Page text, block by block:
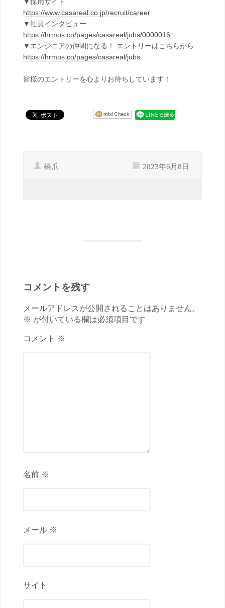
https://www.casareal.co.jp/recruit/career
▼社員インタビュー
https://hrmos.co/pages/casareal/jobs/0000016
▼エンジニアの仲間になる！ エントリーはこちらから
https://hrmos.co/pages/casareal/jobs
皆様のエントリーを心よりお待ちしています！
橋爪 2023年6月8日
コメントを残す
メールアドレスが公開されることはありません。
※ が付いている欄は必須項目です
コメント ※
名前 ※
メール ※
サイト